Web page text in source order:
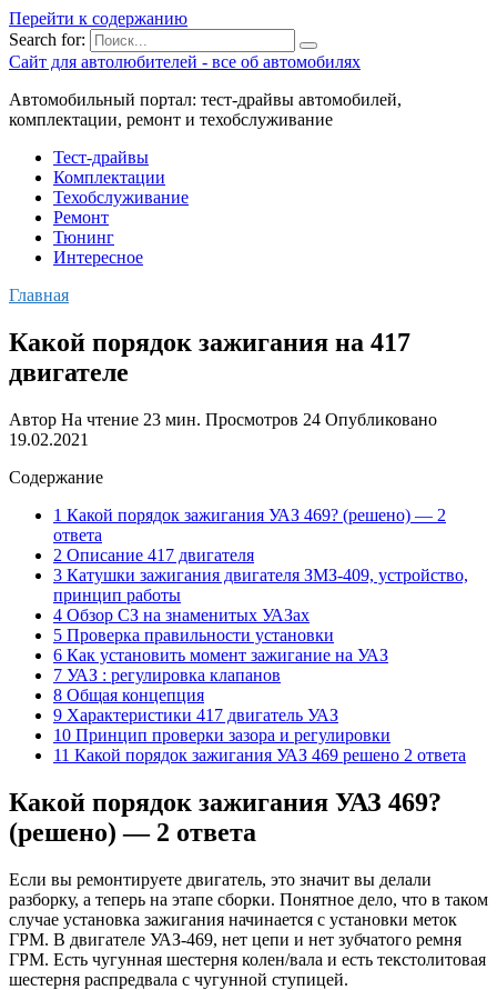
Перейти к содержанию
Search for:
Сайт для автолюбителей - все об автомобилях
Автомобильный портал: тест-драйвы автомобилей,
комплектации, ремонт и техобслуживание
Тест-драйвы
Комплектации
Техобслуживание
Ремонт
Тюнинг
Интересное
Главная
Какой порядок зажигания на 417
двигателе
Автор На чтение 23 мин. Просмотров 24 Опубликовано
19.02.2021
Содержание
1 Какой порядок зажигания УАЗ 469? (решено) — 2
ответа
2 Описание 417 двигателя
3 Катушки зажигания двигателя ЗМЗ-409, устройство,
принцип работы
4 Обзор СЗ на знаменитых УАЗах
5 Проверка правильности установки
6 Как установить момент зажигание на УАЗ
7 УАЗ : регулировка клапанов
8 Общая концепция
9 Характеристики 417 двигатель УАЗ
10 Принцип проверки зазора и регулировки
11 Какой порядок зажигания УАЗ 469 решено 2 ответа
Какой порядок зажигания УАЗ 469?
(решено) — 2 ответа
Если вы ремонтируете двигатель, это значит вы делали
разборку, а теперь на этапе сборки. Понятное дело, что в таком
случае установка зажигания начинается с установки меток
ГРМ. В двигателе УАЗ-469, нет цепи и нет зубчатого ремня
ГРМ. Есть чугунная шестерня колен/вала и есть текстолитовая
шестерня распредвала с чугунной ступицей.